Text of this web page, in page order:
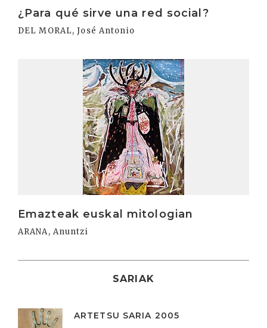
¿Para qué sirve una red social?
DEL MORAL, José Antonio
Emazteak euskal mitologian
ARANA, Anuntzi
SARIAK
ARTETSU SARIA 2005